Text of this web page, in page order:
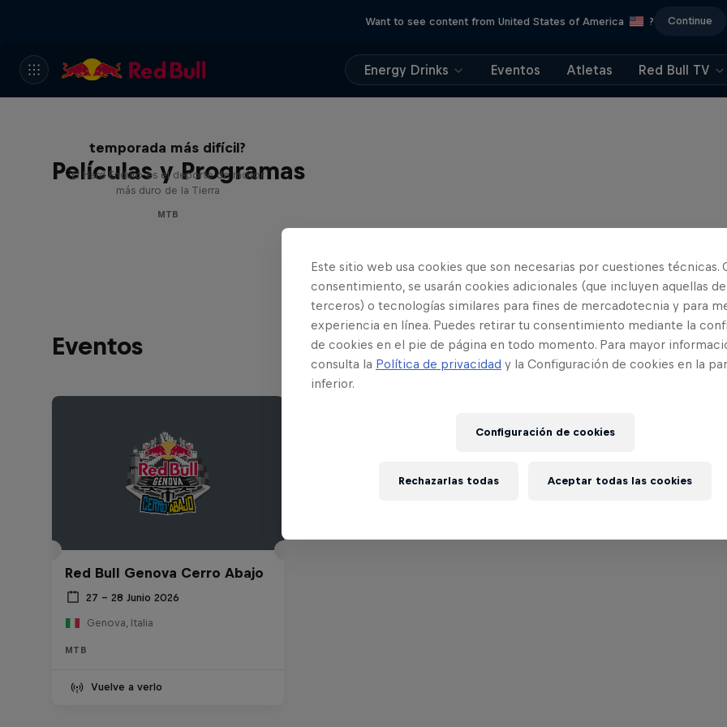
Want to see content from United States of America ? Continue
Energy Drinks Eventos Atletas Red Bull TV
Películas y Programas
temporada más difícil?
El Hard Enduro es el deporte de motor
más duro de la Tierra
MTB
Eventos
Red Bull Genova Cerro Abajo
27 – 28 Junio 2026
Genova, Italia
MTB
Vuelve a verlo
Este sitio web usa cookies que son necesarias por cuestiones técnicas.
consentimiento, se usarán cookies adicionales (que incluyen aquellas de
terceros) o tecnologías similares para fines de mercadotecnia y para
experiencia en línea. Puedes retirar tu consentimiento mediante la
de cookies en el pie de página en todo momento. Para mayor
consulta la Política de privacidad y la Configuración de cookies en la
inferior.
Configuración de cookies
Rechazarlas todas Aceptar todas las cookies